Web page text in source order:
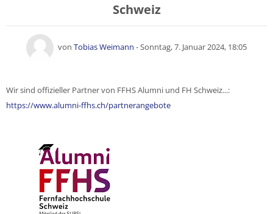
Schweiz
Wir sind offizieller Partner von FFHS Alumni und FH Schweiz...:
https://www.alumni-ffhs.ch/partnerangebote
von Tobias Weimann -Sonntag, 7. Januar 2024, 18:05
Anzahl Antworten: 0